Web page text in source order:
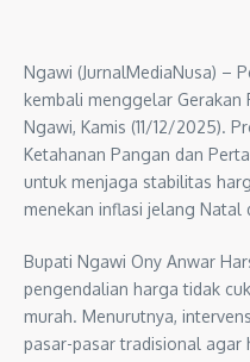
Ngawi (JurnalMediaNusa) –
kembali menggelar Gerakan
Ngawi, Kamis (11/12/2025).
Ketahanan Pangan dan
untuk menjaga stabilitas
menekan inflasi jelang Natal
Bupati Ngawi Ony Anwar
pengendalian harga tidak
murah. Menurutnya,
pasar-pasar tradisional agar